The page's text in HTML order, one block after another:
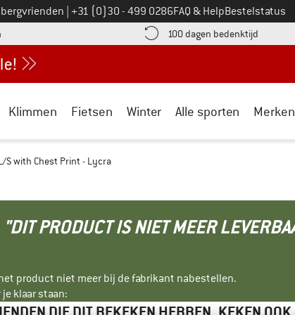
Bel ons op
+31 (0)30 - 499 0286FAQ & HelpBestelstatus
vind de betalingsinformatie hier! Opent in een infovak
100 dagen bedenktijd Vind
Klimmen Fietsen Winter Alle sporten Merken
S with Chest Print - Lycra
"DIT PRODUCT IS NIET MEER
product niet meer bij de fabrikant nabestellen.
klaar staan: